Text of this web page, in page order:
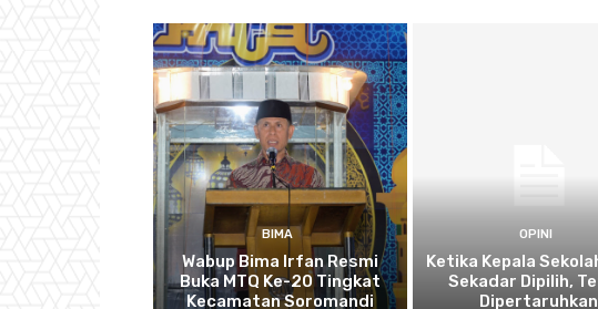
BIMA
Wabup Bima Irfan Resmi
Buka MTQ Ke-20 Tingkat
Kecamatan Soromandi
OPINI
Ketika Kepala
Sekadar Dipilih,
Dipertaruhkan